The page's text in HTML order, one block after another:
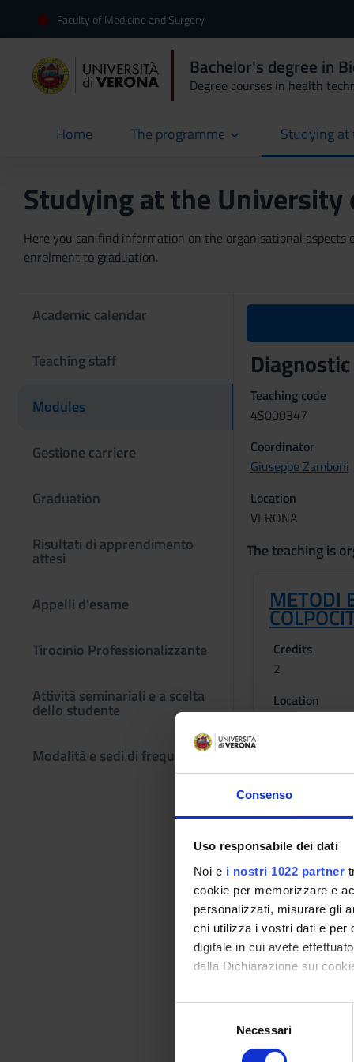
Consenso
Uso responsabile dei dati
Noi e i nostri 1022 partner
cookie per memorizzare e
personalizzati, misurare gli
chi utilizza i vostri dati e per
digitale in cui avete
dalla Dichiarazione sui
Con il tuo consenso,
raccogliere
Necessari
Faculty of Medicine and Surgery
Bachelor's degree in
Degree courses in health
Home
current The programme Studying
Studying at the University
Here you can find information on the organisational
enrolment to graduation.
Academic calendar
Teaching staff
Modules
Gestione carriere
Graduation
Risultati di apprendimento
attesi
Appelli d'esame
Tirocinio Professionalizzante
Attività seminariali e a scelta
dello studente
Modalità e sedi di frequenza
Teaching code
4S000347
Coordinator
Giuseppe Zamboni
Location
VERONA
The teaching is
METODI
Credits
2
Location
2
Location
VERONA
Credits
1